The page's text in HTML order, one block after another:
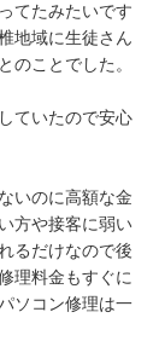
てたみたいです
地域に生徒さん
のことでした。
ていたので安心
いのに高額な金
方や接客に弱い
るだけなので後
理料金もすぐに
ソコン修理は一